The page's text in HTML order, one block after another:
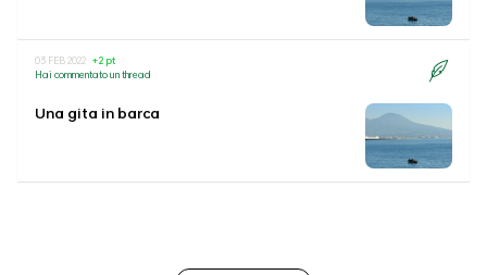
03 FEB 2022 +2 pt
Hai commentato un thread
Una gita in barca